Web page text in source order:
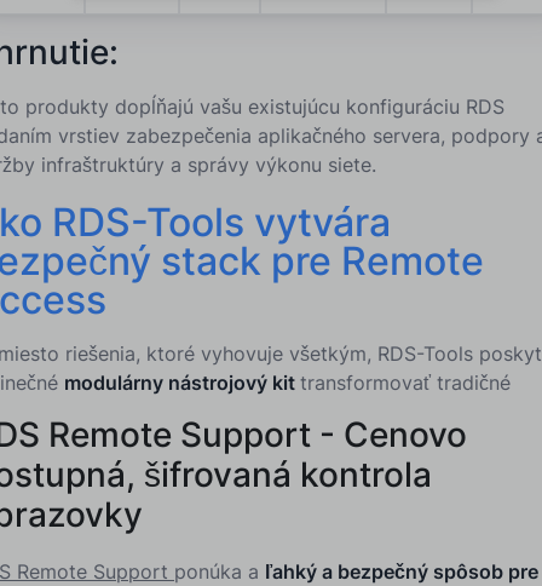
produkty dopĺňajú vašu existujúcu konfiguráciu RDS
vrstiev zabezpečenia aplikačného servera, podpory
infraštruktúry a správy výkonu siete.
RDS-Tools vytvára
stack pre Remote
riešenia, ktoré vyhovuje všetkým, RDS-Tools
modulárny nástrojový kit transformovať tradičné
Remote Support - Cenovo
šifrovaná kontrola
Remote Support ponúka a ľahký a bezpečný spôsob pre